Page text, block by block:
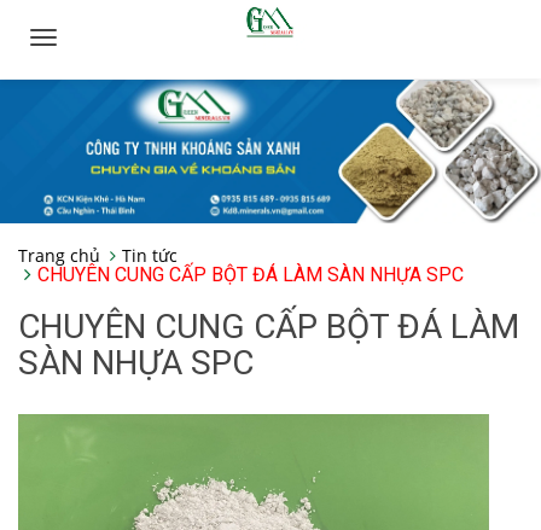
Toggle
Trang chủ
Tin tức
CHUYÊN CUNG CẤP BỘT ĐÁ LÀM SÀN NHỰA SPC
CHUYÊN CUNG CẤP BỘT ĐÁ LÀM
SÀN NHỰA SPC